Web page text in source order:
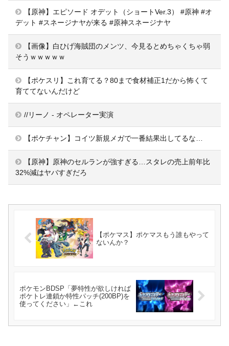
【原神】エピソード オデット（ショートVer.3） #原神 #オ
デット #スネージナヤが来る #原神スネージナヤ
【画像】白ひげ海賊団のメンツ、今見るとめちゃくちゃ弱
そうｗｗｗｗｗ
【ポケスリ】これ育てる？80まで食材補正1だから怖くて
育ててないんだけど
//リーノ - オペレーター実演
【ポケチャン】コイツ新規メガで一番結果出してるな…
【原神】原神のセルランが強すぎる…スタレの売上前年比
32%減はヤバすぎだろ
【ポケマス】ポケマスもう誰もやって
ないんか？
ポケモンBDSP「夢特性が欲しければ
ポケトレ連鎖か特性パッチ(200BP)を
使ってください」←これ